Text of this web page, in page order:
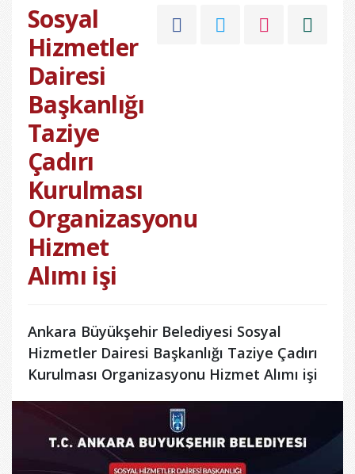
Sosyal
Hizmetler
Dairesi
Başkanlığı
Taziye
Çadırı
Kurulması
Organizasyonu
Hizmet
Alımı işi
Ankara Büyükşehir Belediyesi Sosyal
Hizmetler Dairesi Başkanlığı Taziye Çadırı
Kurulması Organizasyonu Hizmet Alımı işi